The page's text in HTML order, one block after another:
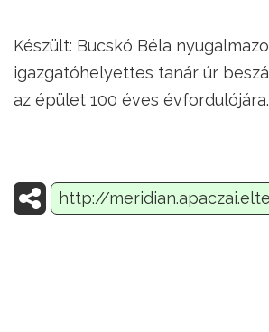
Készült: Bucskó Béla
igazgatóhelyettes tanár úr
az épület 100 éves évfordulójára.